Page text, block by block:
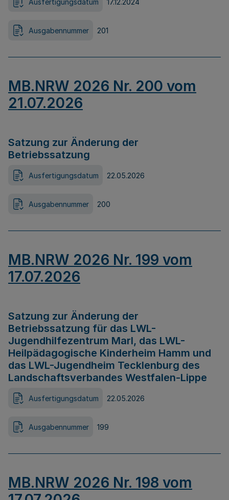
Ausgabennummer 201
MB.NRW 2026 Nr. 200 vom
21.07.2026
Satzung zur Änderung der
Betriebssatzung
Ausfertigungsdatum 22.05.2026
Ausgabennummer 200
MB.NRW 2026 Nr. 199 vom
17.07.2026
Satzung zur Änderung der
Betriebssatzung für das LWL-
Jugendhilfezentrum Marl, das LWL-
Heilpädagogische Kinderheim Hamm und
das LWL-Jugendheim Tecklenburg des
Landschaftsverbandes Westfalen-Lippe
Ausfertigungsdatum 22.05.2026
Ausgabennummer 199
MB.NRW 2026 Nr. 198 vom